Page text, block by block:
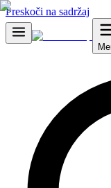
Preskoči na sadržaj